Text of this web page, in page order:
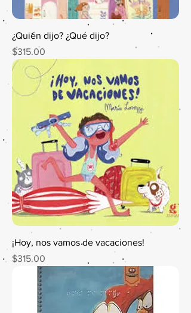
¿Quién dijo? ¿Qué dijo?
Precio
$315.00
¡Hoy, nos vamos de vacaciones!
Precio
$315.00